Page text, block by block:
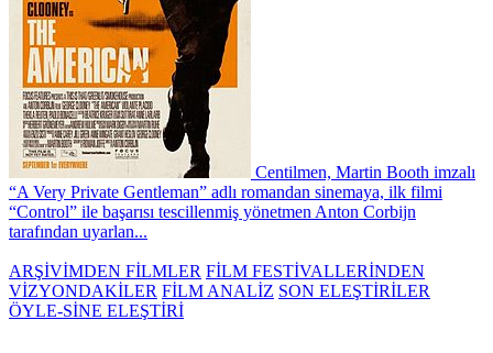
Centilmen, Martin Booth imzalı
“A Very Private Gentleman” adlı romandan sinemaya, ilk filmi
“Control” ile başarısı tescillenmiş yönetmen Anton Corbijn
tarafından uyarlan...
ARŞİVİMDEN FİLMLER FİLM FESTİVALLERİNDEN
VİZYONDAKİLER FİLM ANALİZ SON ELEŞTİRİLER
ÖYLE-SİNE ELEŞTİRİ